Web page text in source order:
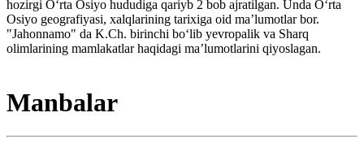
hozirgi Oʻrta Osiyo hududiga qariyb 2 bob ajratilgan. Unda Oʻrta
Osiyo geografiyasi, xalqlarining tarixiga oid maʼlumotlar bor.
"Jahonnamo" da K.Ch. birinchi boʻlib yevropalik va Sharq
olimlarining mamlakatlar haqidagi maʼlumotlarini qiyoslagan.
Manbalar